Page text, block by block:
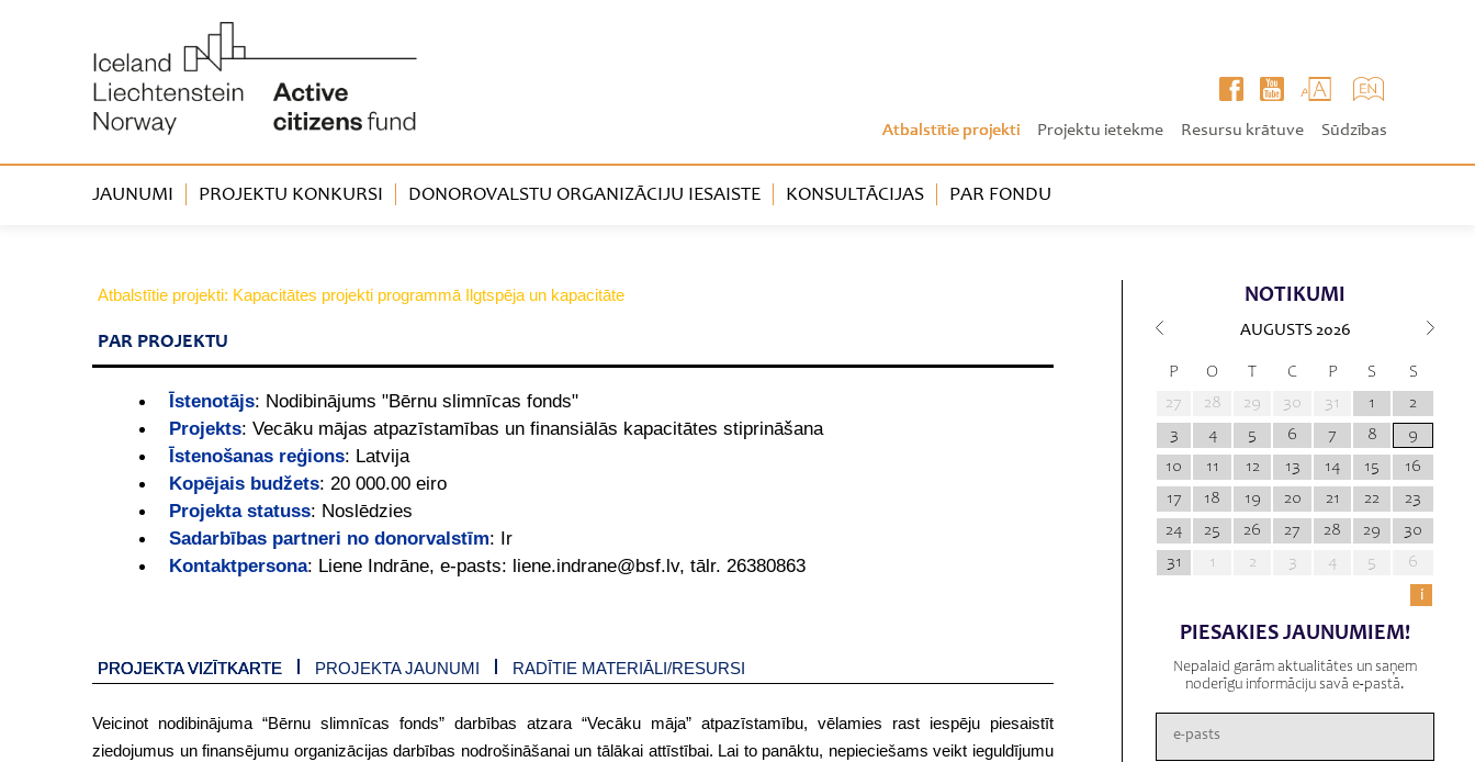
Atbalstītie projekti Projektu ietekme Resursu krātuve Sūdzības
JAUNUMI PROJEKTU KONKURSI DONOROVALSTU ORGANIZĀCIJU IESAISTE KONSULTĀCIJAS PAR FONDU
Atbalstītie projekti: Kapacitātes projekti programmā Ilgtspēja un kapacitāte
PAR PROJEKTU
Īstenotājs: Nodibinājums "Bērnu slimnīcas fonds"
Projekts: Vecāku mājas atpazīstamības un finansiālās kapacitātes stiprināšana
Īstenošanas reģions: Latvija
Kopējais budžets: 20 000.00 eiro
Projekta statuss: Noslēdzies
Sadarbības partneri no donorvalstīm: Ir
Kontaktpersona: Liene Indrāne, e-pasts: liene.indrane@bsf.lv, tālr. 26380863
PROJEKTA VIZĪTKARTE PROJEKTA JAUNUMI RADĪTIE MATERIĀLI/RESURSI
Veicinot nodibinājuma “Bērnu slimnīcas fonds” darbības atzara “Vecāku māja” atpazīstamību, vēlamies rast iespēju piesaistīt
ziedojumus un finansējumu organizācijas darbības nodrošināšanai un tālākai attīstībai. Lai to panāktu, nepieciešams veikt ieguldījumu
NOTIKUMI
AUGUSTS 2026
P O T C P S
S
27
28 29 30 31 1
2
3
4 5 6 7 8
9
10
11 12 13 14 15
16
17
18 19 20 21 22
23
24
25 26 27 28 29
30
31
1 2 3 4 5
6
i
PIESAKIES JAUNUMIEM!
Nepalaid garām aktualitātes un saņem
noderīgu informāciju savā e-pastā.